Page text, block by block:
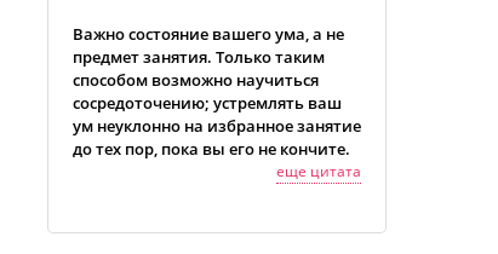
Важно состояние вашего ума, а не
предмет занятия. Только таким
способом возможно научиться
сосредоточению; устремлять ваш
ум неуклонно на избранное занятие
до тех пор, пока вы его не кончите.
Упражняйтесь таким образом в
станет легко сосредоточивать вашу
еще цитата